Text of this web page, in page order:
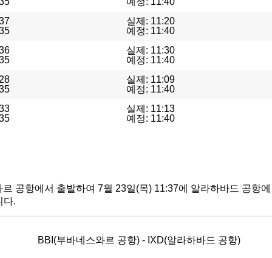
실제: 11:20
예정: 11:40
실제: 11:30
예정: 11:40
실제: 11:09
예정: 11:40
실제: 11:13
예정: 11:40
공항에서 출발하여 7월 23일(목) 11:37에 알라하바드 공항
다.
BBI(부바네스와르 공항) - IXD(알라하바드 공항)